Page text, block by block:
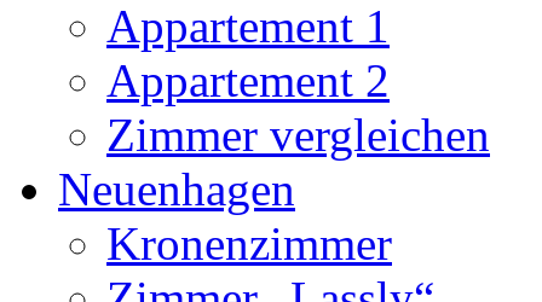
Appartement 1
Appartement 2
Zimmer vergleichen
Neuenhagen
Kronenzimmer